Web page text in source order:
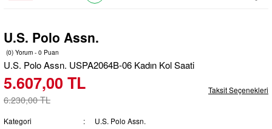
U.S. Polo Assn.
(0) Yorum - 0 Puan
U.S. Polo Assn. USPA2064B-06 Kadın Kol Saati
5.607,00 TL
6.230,00 TL
Taksit Seçenekleri
Kategori
U.S. Polo Assn.